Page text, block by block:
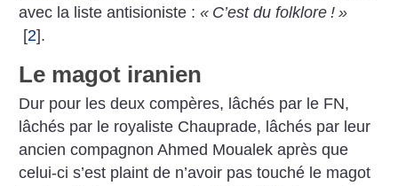
avec la liste antisioniste :« C’est du folklore ! »
[2].
Le magot iranien
Dur pour les deux compères, lâchés par le FN,
lâchés par le royaliste Chauprade, lâchés par leur
ancien compagnon Ahmed Moualek après que
celui-ci s’est plaint de n’avoir pas touché le magot